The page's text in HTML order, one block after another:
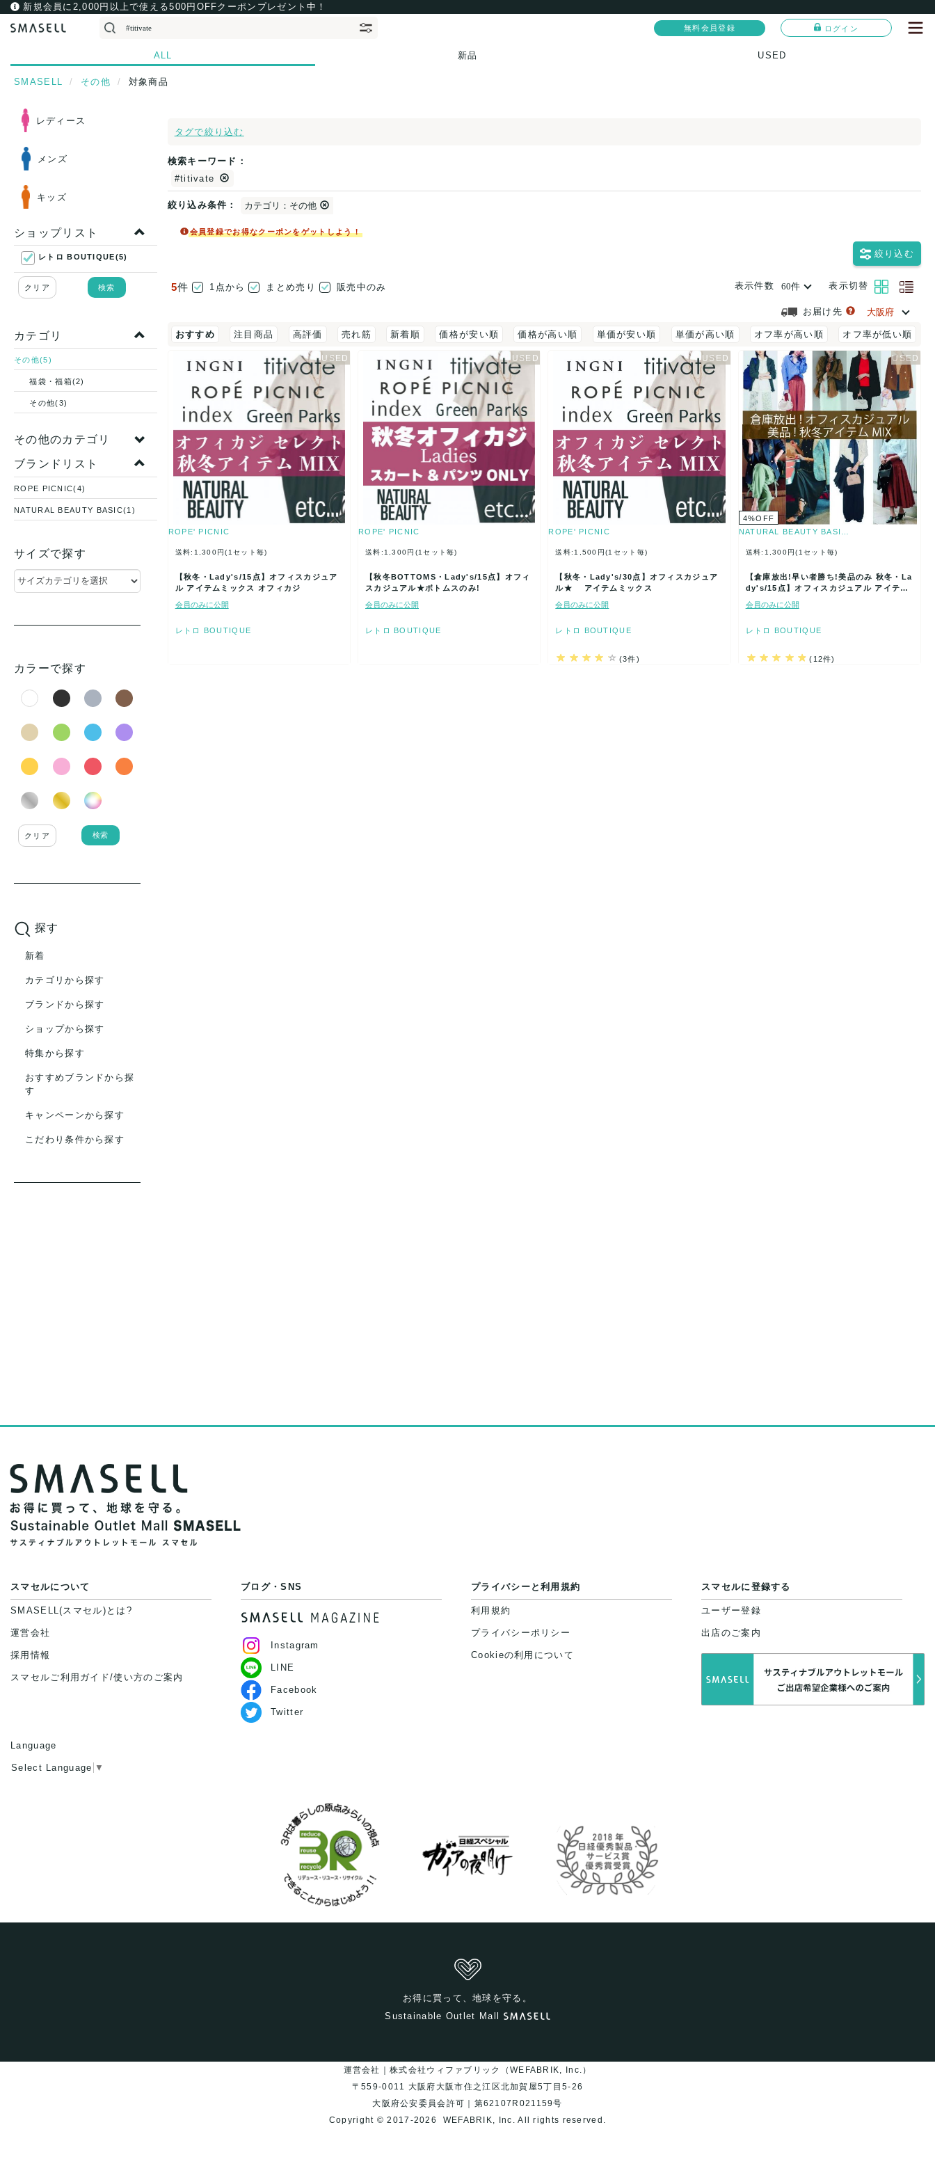
新規会員に2,000円以上で使える500円OFFクーポンプレゼント中！
無料会員登録 ログイン
ALL 新品 USED
SMASELL その他 対象商品
レディース
メンズ
キッズ
ショップリスト
レトロ BOUTIQUE(5)
クリア 検索
カテゴリ
その他(5)
福袋・福箱(2)
その他(3)
その他のカテゴリ
ブランドリスト
ROPE PICNIC(4)
NATURAL BEAUTY BASIC(1)
サイズで探す
カラーで探す
クリア 検索
探す
新着
カテゴリから探す
ブランドから探す
ショップから探す
特集から探す
おすすめブランドから探
す
キャンペーンから探す
こだわり条件から探す
タグで絞り込む
検索キーワード：
#titivate
絞り込み条件： カテゴリ：その他
会員登録でお得なクーポンをゲットしよう！
絞り込む
5件 1点から まとめ売り 販売中のみ 表示件数 表示切替
お届け先
おすすめ 注目商品 高評価 売れ筋 新着順 価格が安い順 価格が高い順 単価が安い順 単価が高い順 オフ率が高い順 オフ率が低い順
ROPE' PICNIC
送料:1,300円(1セット毎)
【秋冬・Lady's/15点】オフィスカジュア
ル アイテムミックス オフィカジ
会員のみに公開
レトロ BOUTIQUE
ROPE' PICNIC
送料:1,300円(1セット毎)
【秋冬BOTTOMS・Lady's/15点】オフィ
スカジュアル★ボトムスのみ!
会員のみに公開
レトロ BOUTIQUE
ROPE' PICNIC
送料:1,500円(1セット毎)
【秋冬・Lady's/30点】オフィスカジュア
ル★ アイテムミックス
会員のみに公開
レトロ BOUTIQUE
(3件)
4%OFF
NATURAL BEAUTY BASI…
送料:1,300円(1セット毎)
【倉庫放出!早い者勝ち!美品のみ 秋冬・La
dy's/15点】オフィスカジュアル アイテム
会員のみに公開
レトロ BOUTIQUE
(12件)
スマセルについて
SMASELL(スマセル)とは?
運営会社
採用情報
スマセルご利用ガイド/使い方のご案内
ブログ・SNS
Instagram
LINE
Facebook
Twitter
プライバシーと利用規約
利用規約
プライバシーポリシー
Cookieの利用について
スマセルに登録する
ユーザー登録
出店のご案内
Language
Select Language ▼
お得に買って、地球を守る。
Sustainable Outlet Mall
運営会社｜株式会社ウィファブリック（WEFABRIK, Inc.）
〒559-0011 大阪府大阪市住之江区北加賀屋5丁目5-26
大阪府公安委員会許可｜第62107R021159号
Copyright © 2017-2026
WEFABRIK, Inc.All rights reserved.